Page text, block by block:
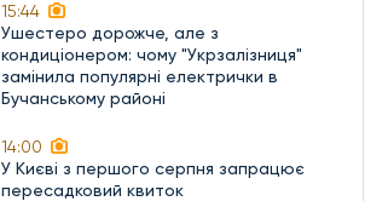
15:44
Ушестеро дорожче, але з
кондиціонером: чому "Укрзалізниця"
замінила популярні електрички в
Бучанському районі
14:00
У Києві з першого серпня запрацює
пересадковий квиток